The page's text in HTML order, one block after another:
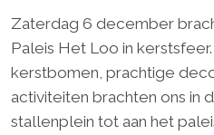
Zaterdag 6 december
Paleis Het Loo in
kerstbomen, prachtige
activiteiten brachten ons in
stallenplein tot aan het